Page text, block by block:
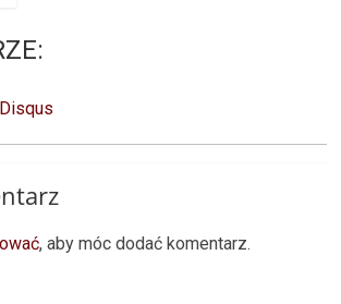
Disqus
, aby móc dodać komentarz.